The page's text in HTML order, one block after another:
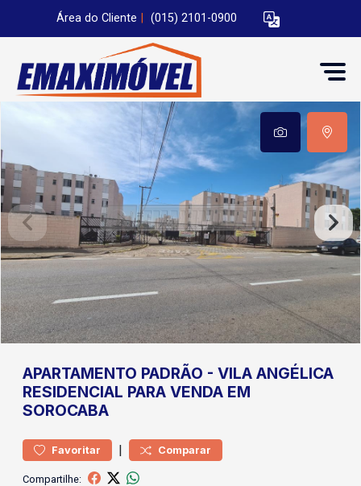
Área do Cliente (015) 2101-0900
APARTAMENTO PADRÃO - VILA ANGÉLICA
RESIDENCIAL PARA VENDA EM
SOROCABA
Favoritar | Comparar
Compartilhe: